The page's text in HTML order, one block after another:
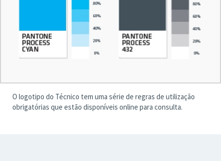
O logotipo do Técnico tem uma série de regras de utilização
obrigatórias que estão disponíveis online para consulta.